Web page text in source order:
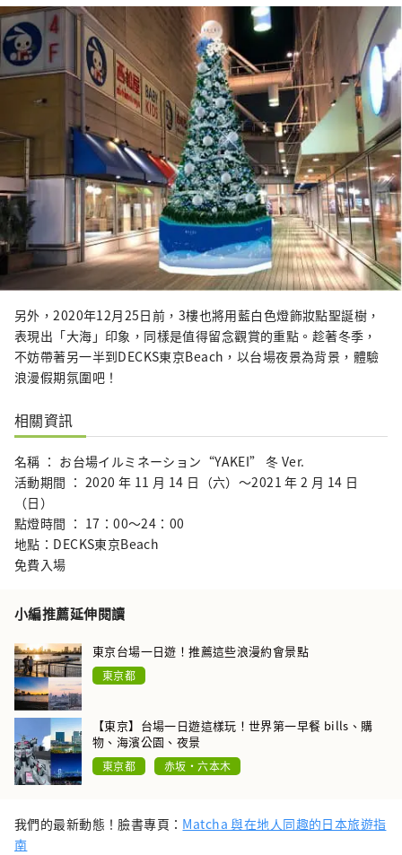
另外，2020年12月25日前，3樓也將用藍白色燈飾妝點聖誕樹，
表現出「大海」印象，同樣是值得留念觀賞的重點。趁著冬季，
不妨帶著另一半到DECKS東京Beach，以台場夜景為背景，體驗
浪漫假期氛圍吧！
相關資訊
名稱 ： お台場イルミネーション“YAKEI” 冬 Ver.
活動期間 ： 2020 年 11 月 14 日（六）～2021 年 2 月 14 日
（日）
點燈時間 ： 17：00～24：00
地點：DECKS東京Beach
免費入場
小編推薦延伸閱讀
東京台場一日遊！推薦這些浪漫約會景點
東京都
【東京】台場一日遊這樣玩！世界第一早餐 bills、購
物、海濱公園、夜景
東京都 赤坂・六本木
我們的最新動態！臉書專頁： Matcha 與在地人同趣的日本旅遊指
南